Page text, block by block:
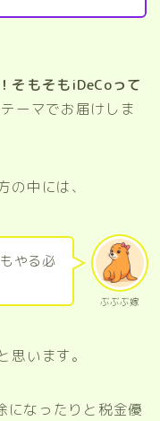
そもそもiDeCoって
ーマでお届けしま
中には、
ぶぶぶ嫁
やる必
思います。
になったりと税金優